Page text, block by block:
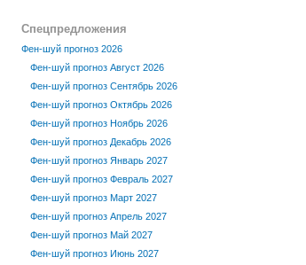
Спецпредложения
Фен-шуй прогноз 2026
Фен-шуй прогноз Август 2026
Фен-шуй прогноз Сентябрь 2026
Фен-шуй прогноз Октябрь 2026
Фен-шуй прогноз Ноябрь 2026
Фен-шуй прогноз Декабрь 2026
Фен-шуй прогноз Январь 2027
Фен-шуй прогноз Февраль 2027
Фен-шуй прогноз Март 2027
Фен-шуй прогноз Апрель 2027
Фен-шуй прогноз Май 2027
Фен-шуй прогноз Июнь 2027